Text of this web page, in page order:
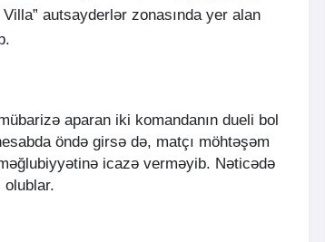
autsayderlər zonasında yer alan
aparan iki komandanın dueli bol
öndə girsə də, matçı möhtəşəm
icazə verməyib. Nəticədə
olublar.